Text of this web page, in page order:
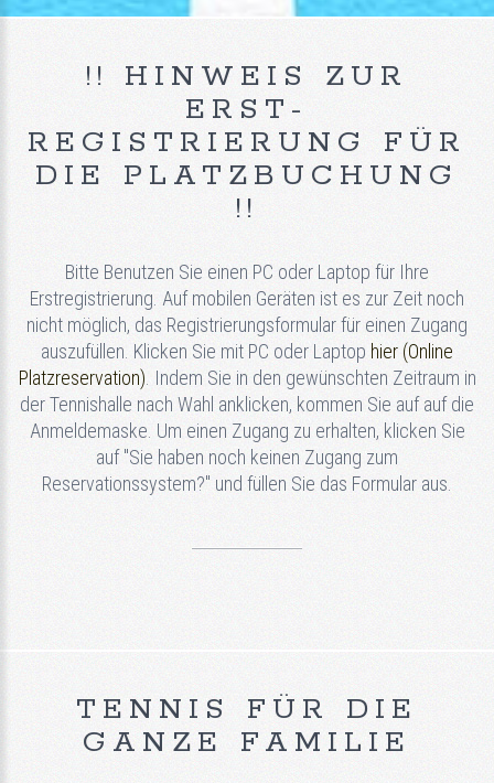
!! HINWEIS ZUR
ERST-
REGISTRIERUNG FÜR
DIE PLATZBUCHUNG
!!
Bitte Benutzen Sie einen PC oder Laptop für Ihre
Erstregistrierung. Auf mobilen Geräten ist es zur Zeit noch
nicht möglich, das Registrierungsformular für einen Zugang
auszufüllen. Klicken Sie mit PC oder Laptop hier (Online
Platzreservation) . Indem Sie in den gewünschten Zeitraum in
der Tennishalle nach Wahl anklicken, kommen Sie auf auf die
Anmeldemaske. Um einen Zugang zu erhalten, klicken Sie
auf "Sie haben noch keinen Zugang zum
Reservationssystem?" und füllen Sie das Formular aus.
TENNIS FÜR DIE
GANZE FAMILIE